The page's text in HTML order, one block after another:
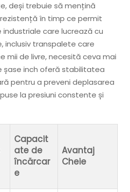
deși trebuie să mențină
în timp ce permit
industriale care lucrează cu
inclusiv transpalete care
mii de livre, necesită ceva mai
șase inch oferă stabilitatea
pentru a preveni deplasarea
la presiuni constente și
Capacit
ate de
încărcar
e
Avantaj
Cheie